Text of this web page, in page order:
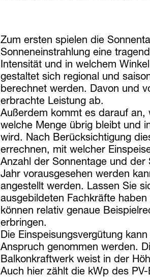
Zum ersten spielen die
Sonneneinstrahlung eine
Intensität und in welchem
gestaltet sich regional und
berechnet werden. Davon und
erbrachte Leistung ab.
Außerdem kommt es darauf
welche Menge übrig bleibt und
wird. Nach Berücksichtigung
errechnen, mit welcher
Anzahl der Sonnentage und
Jahr vorausgesehen werden
angestellt werden. Lassen Sie
ausgebildeten Fachkräfte
können relativ genaue
erbringen.
Die Einspeisungsvergütung
Anspruch genommen werden.
Balkonkraftwerk weist in der
Auch hier zählt die kWp des